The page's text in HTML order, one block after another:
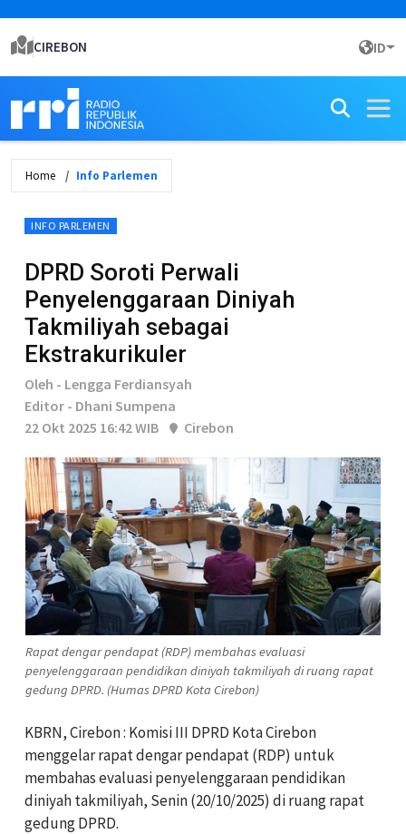
CIREBON ID
Home Info Parlemen
INFO PARLEMEN
DPRD Soroti Perwali
Penyelenggaraan Diniyah
Takmiliyah sebagai
Ekstrakurikuler
Oleh - Lengga Ferdiansyah
Editor - Dhani Sumpena
22 Okt 2025 16:42 WIB
Cirebon
Rapat dengar pendapat (RDP) membahas evaluasi
penyelenggaraan pendidikan diniyah takmiliyah di ruang rapat
gedung DPRD. (Humas DPRD Kota Cirebon)
KBRN, Cirebon : Komisi III DPRD Kota Cirebon
menggelar rapat dengar pendapat (RDP) untuk
membahas evaluasi penyelenggaraan pendidikan
diniyah takmiliyah, Senin (20/10/2025) di ruang rapat
gedung DPRD.